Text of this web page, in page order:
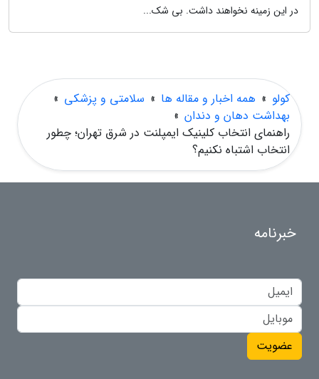
در این زمینه نخواهند داشت. بی شک...
کولو » همه اخبار و مقاله ها » سلامتی و پزشکی »
بهداشت دهان و دندان »
راهنمای انتخاب کلینیک ایمپلنت در شرق تهران؛ چطور
انتخاب اشتباه نکنیم؟
خبرنامه
عضویت